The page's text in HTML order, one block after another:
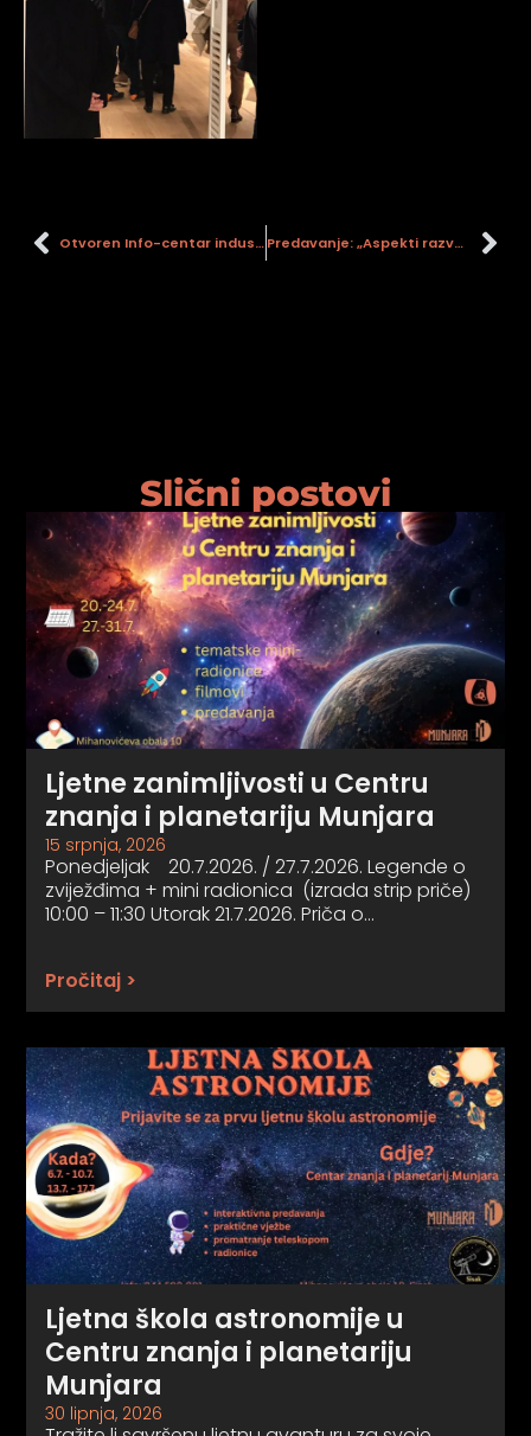
Otvoren Info-centar industrijske baštine – Holandska kuća Predavanje: „Aspekti razvoja i promocije kulturnog turizma u gradu Sisku s naglaskom na industrijsku baštinu“
Slični postovi
Ljetne zanimljivosti u Centru
znanja i planetariju Munjara
15 srpnja, 2026
Ponedjeljak 20.7.2026. / 27.7.2026. Legende o
zviježđima + mini radionica (izrada strip priče)
10:00 – 11:30 Utorak 21.7.2026. Priča o…
Pročitaj >
Ljetna škola astronomije u
Centru znanja i planetariju
Munjara
30 lipnja, 2026